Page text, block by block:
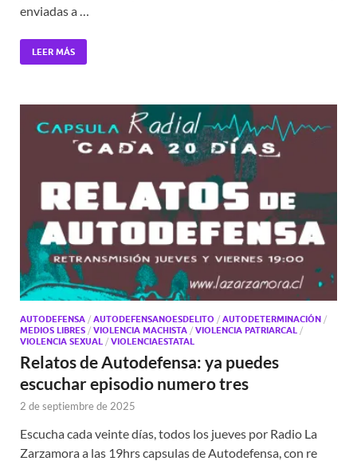
enviadas a …
LEER MÁS
AUTODEFENSA / AUTODEFENSANOESDELITO / AUTODETERMINACIÓN /
MEDIOS LIBRES / VIOLENCIA MACHISTA / VIOLENCIA PATRIARCAL /
VIOLENCIA SEXUAL / VIOLENCIAESTATAL
Relatos de Autodefensa: ya puedes
escuchar episodio numero tres
2 de septiembre de 2025
Escucha cada veinte días, todos los jueves por Radio La
Zarzamora a las 19hrs capsulas de Autodefensa, con re